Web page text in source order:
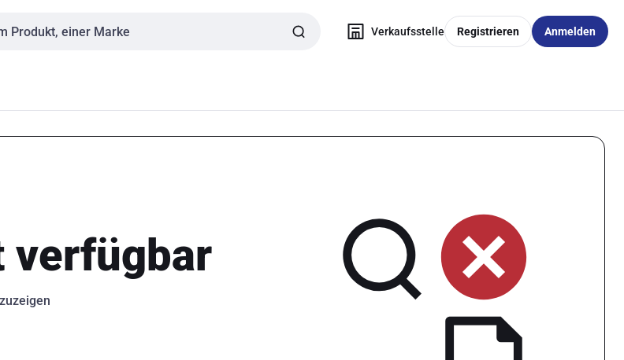
Verkaufsstelle Registrieren Anmelden
verfügbar